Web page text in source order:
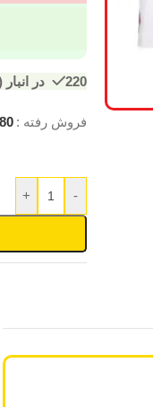
220 در انبار (فعال برای پیش فروش)
فروش رفته :
-
+